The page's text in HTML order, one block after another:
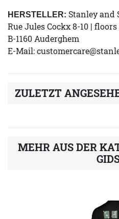
HERSTELLER: Stanley and
Rue Jules Cockx 8-10 | floors
B-1160 Auderghem
E-Mail:
ZULETZT
MEHR AUS DER